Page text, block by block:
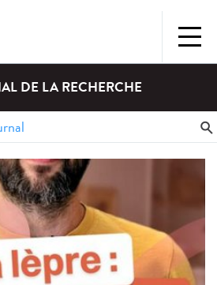
DE LA RECHERCHE